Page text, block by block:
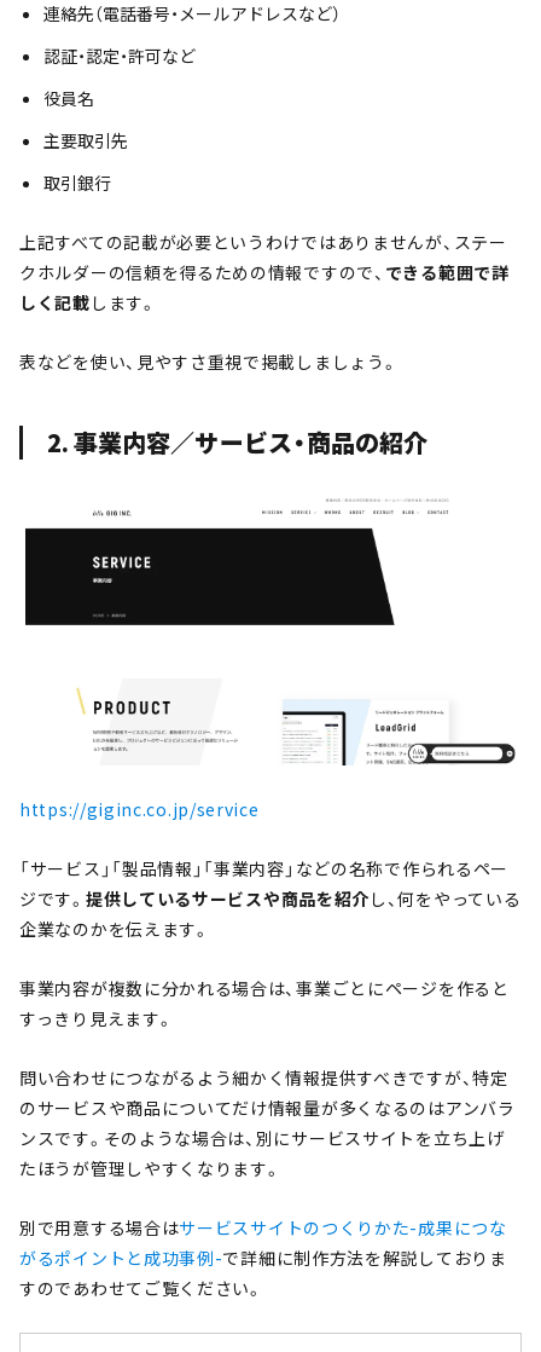
連絡先（電話番号・メールアドレスなど）
認証・認定・許可など
役員名
主要取引先
取引銀行
上記すべての記載が必要というわけではありませんが、ステー
クホルダーの信頼を得るための情報ですので、 できる範囲で詳
しく記載 します。
表などを使い、見やすさ重視で掲載しましょう。
2. 事業内容／サービス・商品の紹介
https://giginc.co.jp/service
「サービス」「製品情報」「事業内容」などの名称で作られるペー
ジです。 提供しているサービスや商品を紹介 し、何をやっている
企業なのかを伝えます。
事業内容が複数に分かれる場合は、事業ごとにページを作ると
すっきり見えます。
問い合わせにつながるよう細かく情報提供すべきですが、特定
のサービスや商品についてだけ情報量が多くなるのはアンバラ
ンスです。そのような場合は、別にサービスサイトを立ち上げ
たほうが管理しやすくなります。
別で用意する場合はサービスサイトのつくりかた-成果につな
がるポイントと成功事例-で詳細に制作方法を解説しておりま
すのであわせてご覧ください。